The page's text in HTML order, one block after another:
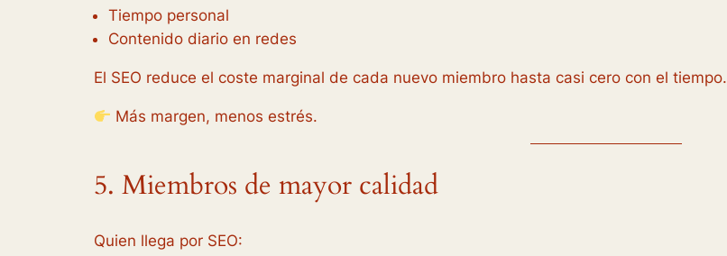
Tiempo personal
Contenido diario en redes
El SEO reduce el coste marginal de cada nuevo miembro hasta casi cero con el tiempo.
Más margen, menos estrés.
5. Miembros de mayor calidad
Quien llega por SEO: